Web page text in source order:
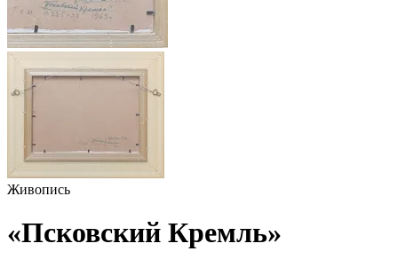
Живопись
«Псковский Кремль»